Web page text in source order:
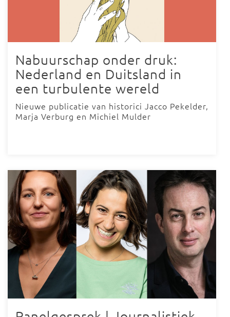
Nabuurschap onder druk:
Nederland en Duitsland in
een turbulente wereld
Nieuwe publicatie van historici Jacco Pekelder,
Marja Verburg en Michiel Mulder